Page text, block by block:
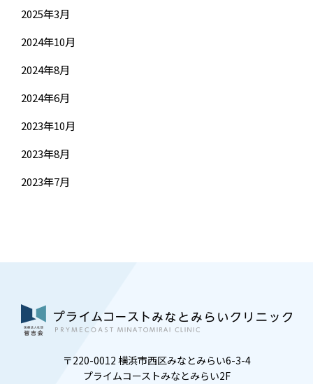
2025年3月
2024年10月
2024年8月
2024年6月
2023年10月
2023年8月
2023年7月
〒220-0012 横浜市西区みなとみらい6-3-4
プライムコーストみなとみらい2F